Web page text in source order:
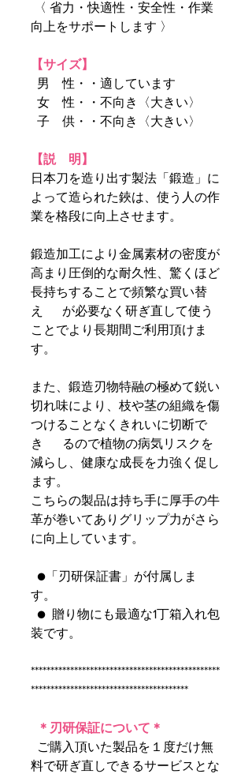
〈 省力・快適性・安全性・作業
向上をサポートします 〉
【サイズ】
男 性・・適しています
女 性・・不向き〈大きい〉
子 供・・不向き〈大きい〉
【説 明】
日本刀を造り出す製法「鍛造」に
よって造られた鋏は、使う人の作
業を格段に向上させます。
鍛造加工により金属素材の密度が
高まり圧倒的な耐久性、驚くほど
長持ちすることで頻繁な買い替
え が必要なく研ぎ直して使う
ことでより長期間ご利用頂けま
す。
また、鍛造刃物特融の極めて鋭い
切れ味により、枝や茎の組織を傷
つけることなくきれいに切断で
き るので植物の病気リスクを
減らし、健康な成長を力強く促し
ます。
こちらの製品は持ち手に厚手の牛
革が巻いてありグリップ力がさら
に向上しています。
●「刃研保証書」が付属しま
す。
● 贈り物にも最適な1丁箱入れ包
装です。
************************************************
****************************************
＊刃研保証について＊
ご購入頂いた製品を１度だけ無
料で研ぎ直しできるサービスとな